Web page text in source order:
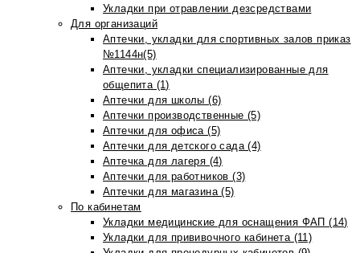
Укладки при отравлении дезсредствами
Для организаций
Аптечки, укладки для спортивных залов приказ
№1144н(5)
Аптечки, укладки специализированные для
общепита (1)
Аптечки для школы (6)
Аптечки производственные (5)
Аптечки для офиса (5)
Аптечки для детского сада (4)
Аптечка для лагеря (4)
Аптечки для работников (3)
Аптечки для магазина (5)
По кабинетам
Укладки медицинские для оснащения ФАП (14)
Укладки для прививочного кабинета (11)